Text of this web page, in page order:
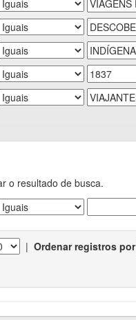
o resultado de busca.
| Ordenar registros por